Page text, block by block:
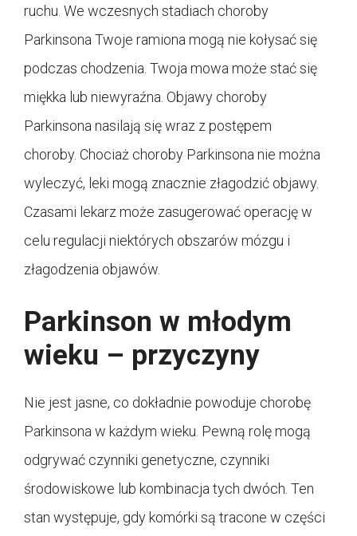
ruchu. We wczesnych stadiach choroby
Parkinsona Twoje ramiona mogą nie kołysać się
podczas chodzenia. Twoja mowa może stać się
miękka lub niewyraźna. Objawy choroby
Parkinsona nasilają się wraz z postępem
choroby. Chociaż choroby Parkinsona nie można
wyleczyć, leki mogą znacznie złagodzić objawy.
Czasami lekarz może zasugerować operację w
celu regulacji niektórych obszarów mózgu i
złagodzenia objawów.
Parkinson w młodym
wieku – przyczyny
Nie jest jasne, co dokładnie powoduje chorobę
Parkinsona w każdym wieku. Pewną rolę mogą
odgrywać czynniki genetyczne, czynniki
środowiskowe lub kombinacja tych dwóch. Ten
stan występuje, gdy komórki są tracone w części